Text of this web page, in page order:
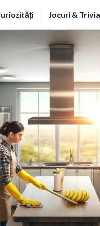
Jocuri & Trivia